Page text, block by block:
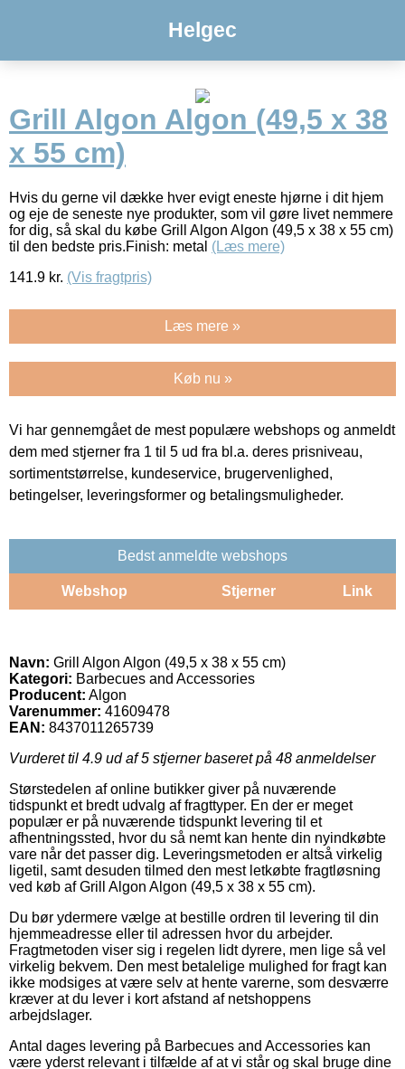
Helgec
Grill Algon Algon (49,5 x 38
x 55 cm)
Hvis du gerne vil dække hver evigt eneste hjørne i dit hjem
og eje de seneste nye produkter, som vil gøre livet nemmere
for dig, så skal du købe Grill Algon Algon (49,5 x 38 x 55 cm)
til den bedste pris.Finish: metal (Læs mere)
141.9 kr. (Vis fragtpris)
Læs mere »
Køb nu »
Vi har gennemgået de mest populære webshops og anmeldt
dem med stjerner fra 1 til 5 ud fra bl.a. deres prisniveau,
sortimentstørrelse, kundeservice, brugervenlighed,
betingelser, leveringsformer og betalingsmuligheder.
Bedst anmeldte webshops
Webshop Stjerner Link
Navn: Grill Algon Algon (49,5 x 38 x 55 cm)
Kategori: Barbecues and Accessories
Producent: Algon
Varenummer: 41609478
EAN: 8437011265739
Vurderet til 4.9 ud af 5 stjerner baseret på 48 anmeldelser
Størstedelen af online butikker giver på nuværende
tidspunkt et bredt udvalg af fragttyper. En der er meget
populær er på nuværende tidspunkt levering til et
afhentningssted, hvor du så nemt kan hente din nyindkøbte
vare når det passer dig. Leveringsmetoden er altså virkelig
ligetil, samt desuden tilmed den mest letkøbte fragtløsning
ved køb af Grill Algon Algon (49,5 x 38 x 55 cm).
Du bør ydermere vælge at bestille ordren til levering til din
hjemmeadresse eller til adressen hvor du arbejder.
Fragtmetoden viser sig i regelen lidt dyrere, men lige så vel
virkelig bekvem. Den mest betalelige mulighed for fragt kan
ikke modsiges at være selv at hente varerne, som desværre
kræver at du lever i kort afstand af netshoppens
arbejdslager.
Antal dages levering på Barbecues and Accessories kan
være yderst relevant i tilfælde af at vi står og skal bruge dine